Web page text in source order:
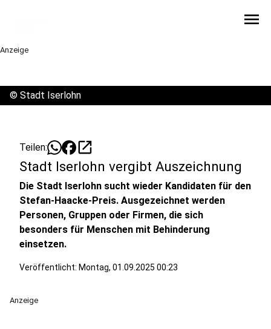
menu
Anzeige
© Stadt Iserlohn
Teilen: open_in_new
Stadt Iserlohn vergibt Auszeichnung
Die Stadt Iserlohn sucht wieder Kandidaten für den
Stefan-Haacke-Preis. Ausgezeichnet werden
Personen, Gruppen oder Firmen, die sich
besonders für Menschen mit Behinderung
einsetzen.
Veröffentlicht: Montag, 01.09.2025 00:23
Anzeige